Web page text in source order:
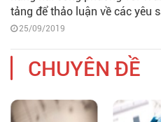
tảng để thảo luận về các yêu
25/09/2019
CHUYÊN ĐỀ